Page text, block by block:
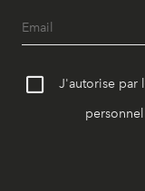
J'autorise par